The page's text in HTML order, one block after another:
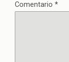
Comentario *